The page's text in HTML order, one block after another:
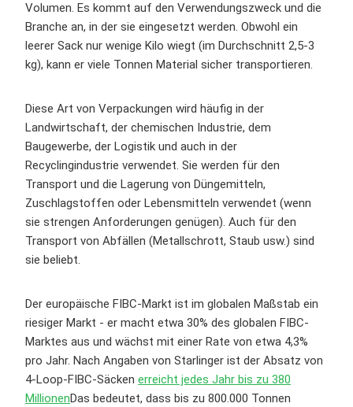
Volumen. Es kommt auf den Verwendungszweck und die
Branche an, in der sie eingesetzt werden. Obwohl ein
leerer Sack nur wenige Kilo wiegt (im Durchschnitt 2,5-3
kg), kann er viele Tonnen Material sicher transportieren.
Diese Art von Verpackungen wird häufig in der
Landwirtschaft, der chemischen Industrie, dem
Baugewerbe, der Logistik und auch in der
Recyclingindustrie verwendet. Sie werden für den
Transport und die Lagerung von Düngemitteln,
Zuschlagstoffen oder Lebensmitteln verwendet (wenn
sie strengen Anforderungen genügen). Auch für den
Transport von Abfällen (Metallschrott, Staub usw.) sind
sie beliebt.
Der europäische FIBC-Markt ist im globalen Maßstab ein
riesiger Markt - er macht etwa 30% des globalen FIBC-
Marktes aus und wächst mit einer Rate von etwa 4,3%
pro Jahr. Nach Angaben von Starlinger ist der Absatz von
4-Loop-FIBC-Säcken erreicht jedes Jahr bis zu 380
MillionenDas bedeutet, dass bis zu 800.000 Tonnen